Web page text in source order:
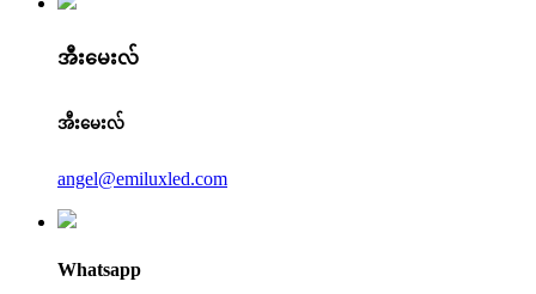
အီးမေးလ်
အီးမေးလ်
angel@emiluxled.com
Whatsapp